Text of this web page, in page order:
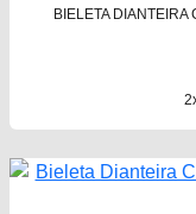
BIELETA